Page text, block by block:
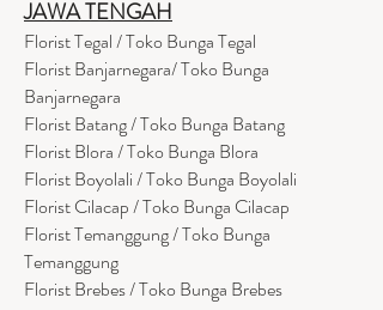
JAWA TENGAH
Florist Tegal / Toko Bunga Tegal
Florist Banjarnegara/ Toko Bunga
Banjarnegara
Florist Batang / Toko Bunga Batang
Florist Blora / Toko Bunga Blora
Florist Boyolali / Toko Bunga Boyolali
Florist Cilacap / Toko Bunga Cilacap
Florist Temanggung / Toko Bunga
Temanggung
Florist Brebes / Toko Bunga Brebes